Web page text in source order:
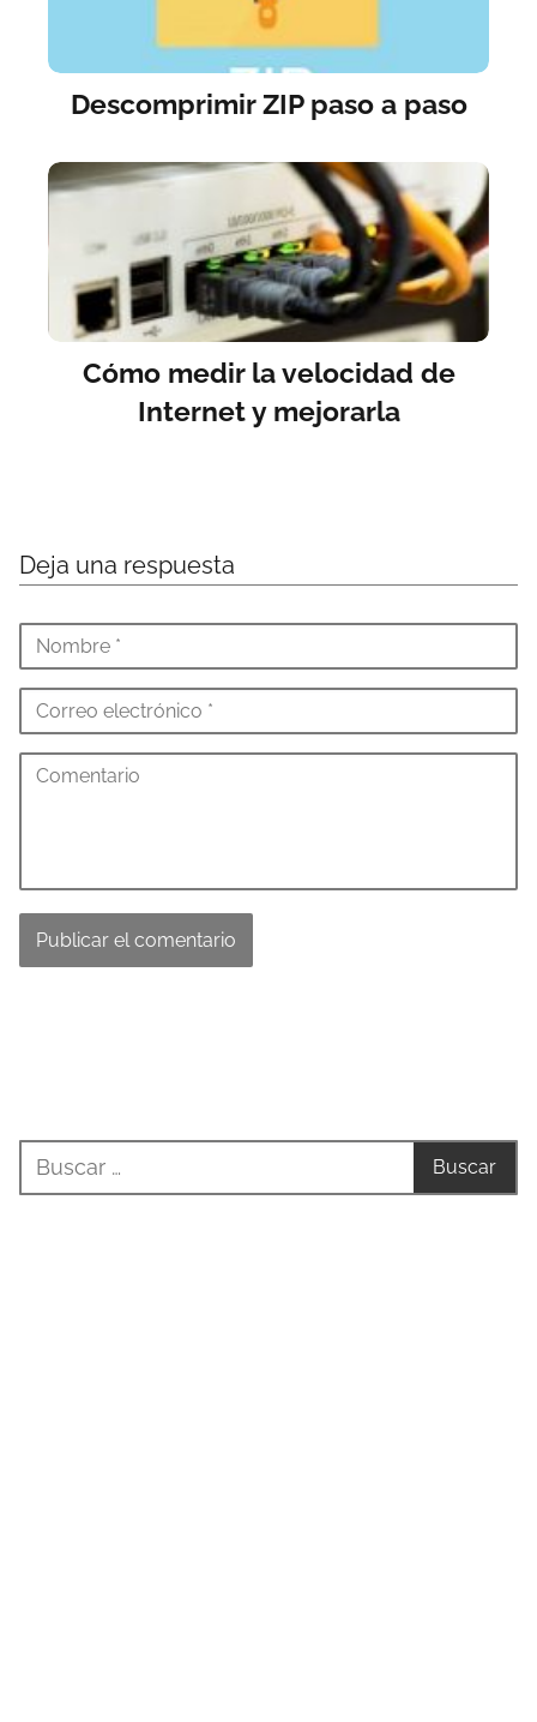
Descomprimir ZIP paso a paso
Cómo medir la velocidad de
Internet y mejorarla
Deja una respuesta